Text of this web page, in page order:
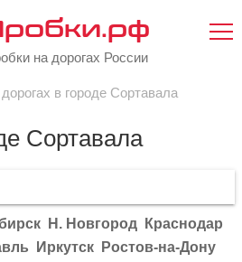
на дорогах России
в городе Сортавала
Сортавала
Н. Новгород
Краснодар
Иркутск
Ростов-на-Дону